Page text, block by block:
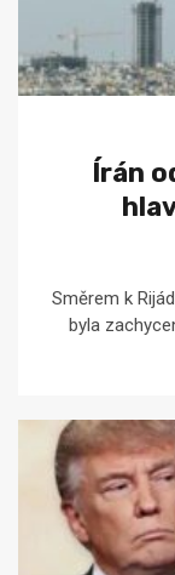
Írán
Směrem k
byla